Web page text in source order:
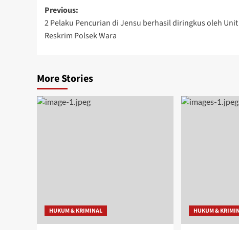
Post
navigation
Previous:
2 Pelaku Pencurian di Jensu berhasil diringkus oleh Unit
Reskrim Polsek Wara
More Stories
HUKUM & KRIMINAL HUKUM &